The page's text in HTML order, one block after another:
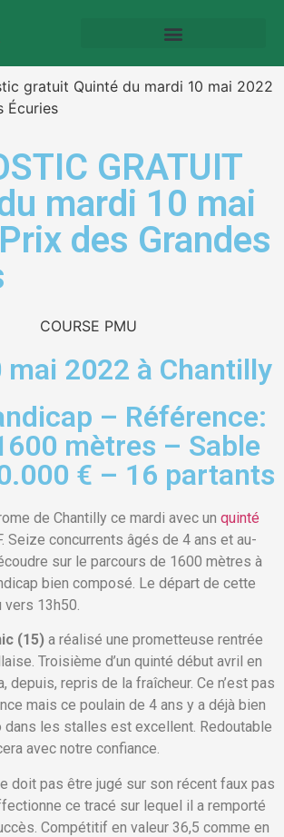
gratuit Quinté du mardi 10 mai 2022
Écuries
GRATUIT
mardi 10 mai
des Grandes
mai 2022 à Chantilly
– Référence:
mètres – Sable
€ – 16 partants
de Chantilly ce mardi avec un quinté
Seize concurrents âgés de 4 ans et au-
sur le parcours de 1600 mètres à
bien composé. Le départ de cette
vers 13h50.
(15) a réalisé une prometteuse rentrée
Troisième d’un quinté début avril en
depuis, repris de la fraîcheur. Ce n’est pas
mais ce poulain de 4 ans y a déjà bien
dans les stalles est excellent. Redoutable
avec notre confiance.
doit pas être jugé sur son récent faux pas
ce tracé sur lequel il a remporté
Compétitif en valeur 36,5 comme en